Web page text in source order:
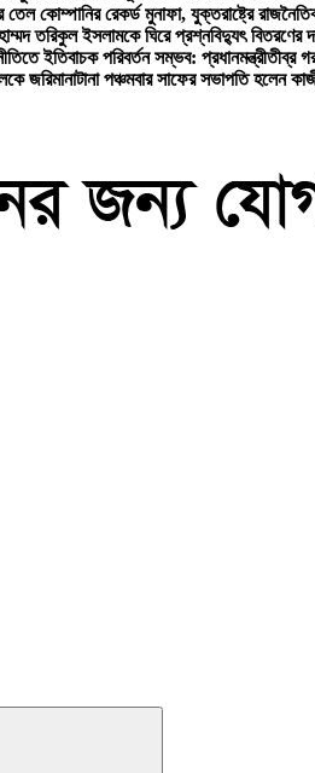
তেল কোম্পানির রেকর্ড মুনাফা, যুক্তরাষ্ট্রে
তরিকুল ইসলামকে ঘিরে প্রশ্নবিদ্যুৎ বিতরণের
ইতিবাচক পরিবর্তন সম্ভব: প্রধানমন্ত্রীতীব্র
জরিমানাটানা পঞ্চমবার সাফের সভাপতি হলেন